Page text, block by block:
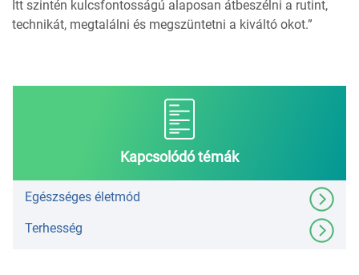
Itt szintén kulcsfontosságú alaposan átbeszélni a rutint,
technikát, megtalálni és megszüntetni a kiváltó okot.”
Kapcsolódó témák
Egészséges életmód
Terhesség